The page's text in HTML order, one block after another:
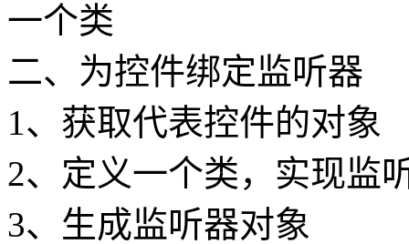
一个类
二、为控件绑定监听器
1、获取代表控件的对象
2、定义一个类，实现监
3、生成监听器对象